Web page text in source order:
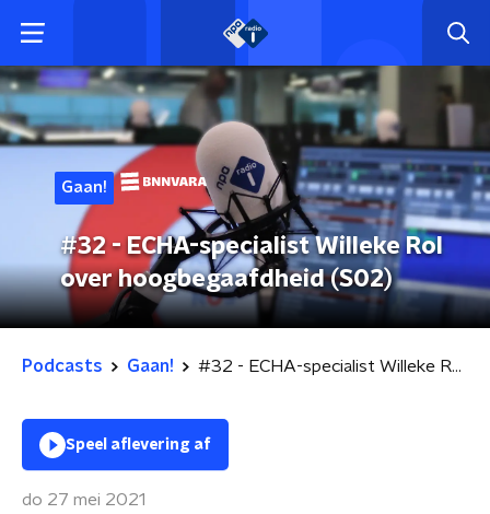
Gaan!
#32 - ECHA-specialist Willeke Rol
over hoogbegaafdheid (S02)
Podcasts Gaan! #32 - ECHA-specialist Willeke Rol over hoogbegaafdheid (S02)
Speel aflevering af
do 27 mei 2021